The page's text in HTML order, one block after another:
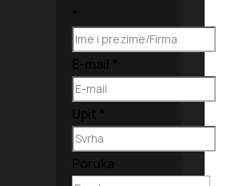
*
E-mail *
Upit *
Poruka